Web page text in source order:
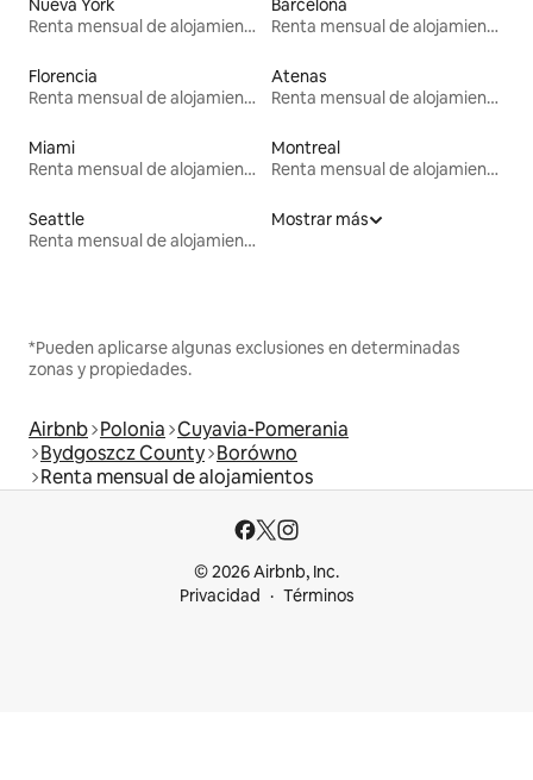
Nueva York
Renta mensual de alojamientos
Barcelona
Renta mensual de alojamientos
Florencia
Renta mensual de alojamientos
Atenas
Renta mensual de alojamientos
Miami
Renta mensual de alojamientos
Montreal
Renta mensual de alojamientos
Seattle
Renta mensual de alojamientos
Mostrar más
*Pueden aplicarse algunas exclusiones en determinadas
zonas y propiedades.
Airbnb Polonia Cuyavia-Pomerania
Bydgoszcz County Borówno
Renta mensual de alojamientos
© 2026 Airbnb, Inc.
Privacidad
Términos